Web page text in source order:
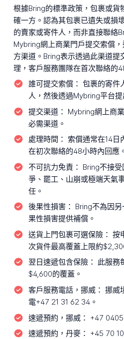
根據Bring的標準政策，包裹或貨
確一方。認為其包裹已遺失或損
的賣家或寄件人，而非直接聯絡
Mybring網上商業門戶提交索償
方渠道。Bring表示透過此渠道提
理，客戶服務團隊在首次聯絡的
誰可提交索償： 包裹的寄件
人，然後透過Mybring平台提
提交渠道： Mybring網上商
必需渠道。
處理時間： 索償通常在14日
在初次聯絡的48小時內回應。
不可抗力免責： Bring不接
爭、罷工、山崩或極端天氣
任。
後果性損害： Bring不為因
果性損害提供補償。
送貨上門包裹可選保險： 按
次貨件最高覆蓋上限約
翌日速遞包含保險： 此服務
$4,600的覆蓋。
客戶服務電話，挪威： 挪威
電+47 21 31 62 34。
速遞預約，挪威： +47
速遞預約，丹麥： +45 70